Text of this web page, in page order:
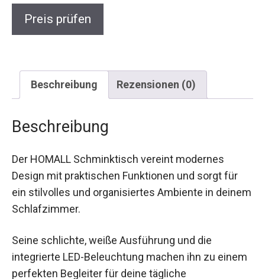
Preis prüfen
Beschreibung Rezensionen (0)
Beschreibung
Der HOMALL Schminktisch vereint modernes
Design mit praktischen Funktionen und sorgt für
ein stilvolles und organisiertes Ambiente in deinem
Schlafzimmer.
Seine schlichte, weiße Ausführung und die
integrierte LED-Beleuchtung machen ihn zu einem
perfekten Begleiter für deine tägliche